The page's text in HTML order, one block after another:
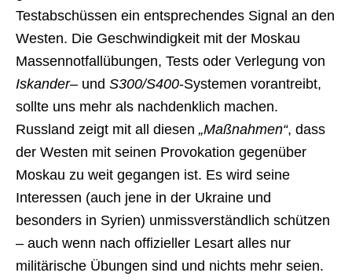
Testabschüssen ein entsprechendes Signal an den
Westen. Die Geschwindigkeit mit der Moskau
Massennotfallübungen, Tests oder Verlegung von
Iskander– und S300/S400-Systemen vorantreibt,
sollte uns mehr als nachdenklich machen.
Russland zeigt mit all diesen „Maßnahmen“, dass
der Westen mit seinen Provokation gegenüber
Moskau zu weit gegangen ist. Es wird seine
Interessen (auch jene in der Ukraine und
besonders in Syrien) unmissverständlich schützen
– auch wenn nach offizieller Lesart alles nur
militärische Übungen sind und nichts mehr seien.